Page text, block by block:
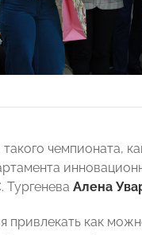
чемпионата,
Алена
привлекать как